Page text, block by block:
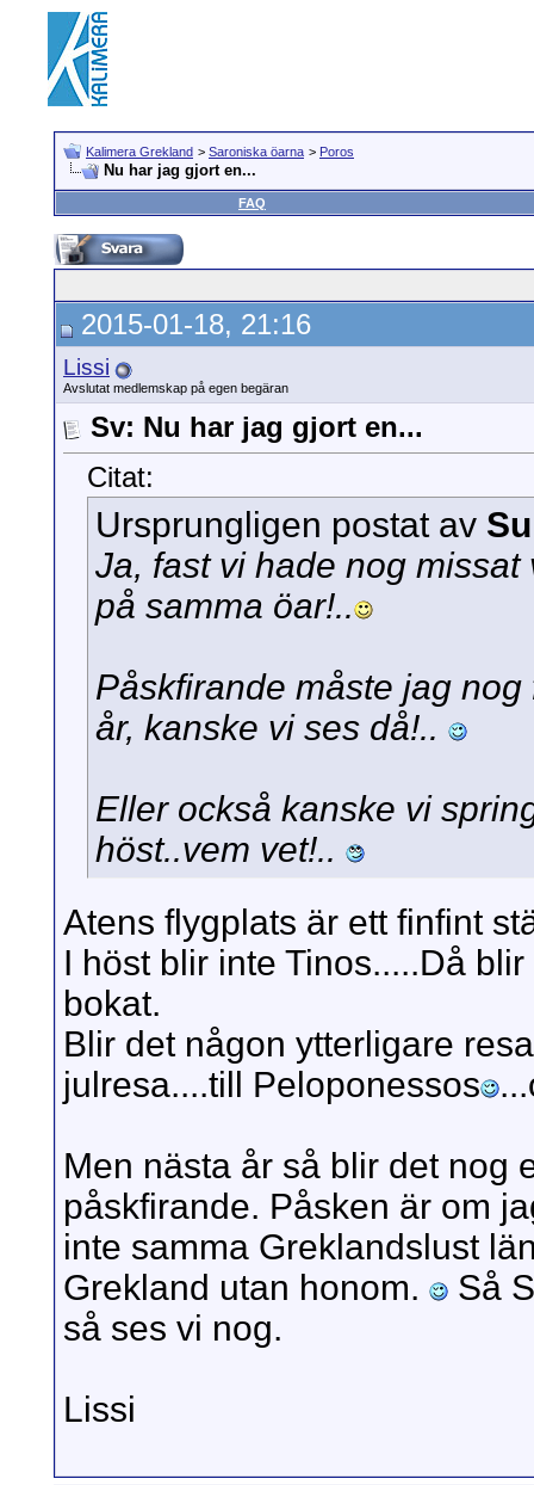
Kalimera Grekland > Saroniska öarna > Poros
Nu har jag gjort en...
FAQ
2015-01-18, 21:16
Lissi
Avslutat medlemskap på egen begäran
Sv: Nu har jag gjort en...
Citat:
Ursprungligen postat av
Ja, fast vi hade nog
på samma öar!..
Påskfirande måste jag
år, kanske vi ses då!..
Eller också kanske vi
höst..vem vet!..
Atens flygplats är ett finfint
I höst blir inte Tinos.....Då
bokat.
Blir det någon ytterligare
julresa....till Peloponessos
Men nästa år så blir det nog
påskfirande. Påsken är om
inte samma Greklandslust
Grekland utan honom.
Så
så ses vi nog.
Lissi